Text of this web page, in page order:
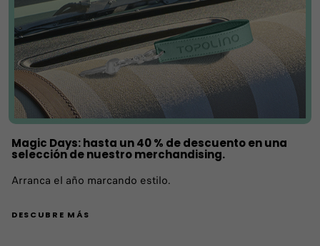
Magic Days: hasta un 40 % de descuento en una
selección de nuestro merchandising.
Arranca el año marcando estilo.
DESCUBRE MÁS